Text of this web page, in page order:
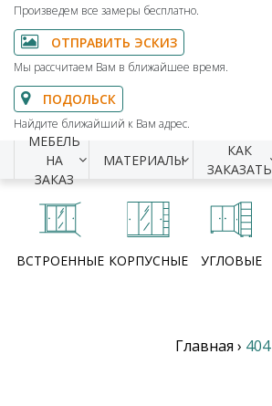
Произведем все замеры бесплатно.
ОТПРАВИТЬ ЭСКИЗ
Мы рассчитаем Вам в ближайшее время.
ПОДОЛЬСК
Найдите ближайший к Вам адрес.
МЕБЕЛЬ
НА
ЗАКАЗ
МАТЕРИАЛЫ
КАК
ЗАКАЗАТЬ
ВСТРОЕННЫЕ КОРПУСНЫЕ УГЛОВЫЕ
Главная › 404